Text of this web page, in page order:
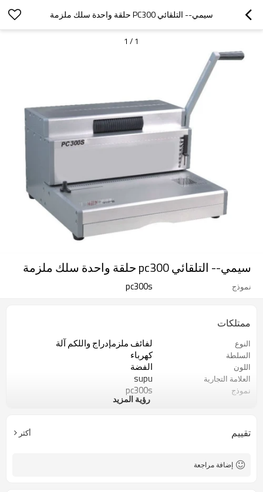
سيمي-- التلقائي PC300 حلقة واحدة سلك ملزمة
1
/
1
سيمي-- التلقائي pc300 حلقة واحدة سلك ملزمة
نموذج pc300s
ممتلكات
النوع لفائف ملزمإدراج واللكم آلة
السلطة كهرباء
اللون الفضة
العلامة التجارية supu
نموذج pc300s
سيمي-- التلقائي
رؤية المزيد
تقييم أكثر
إضافة مراجعة